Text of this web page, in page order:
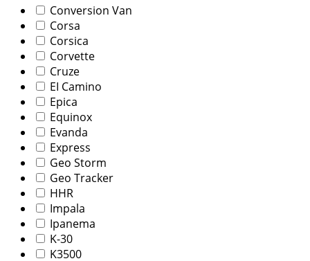
Conversion Van
Corsa
Corsica
Corvette
Cruze
EI Camino
Epica
Equinox
Evanda
Express
Geo Storm
Geo Tracker
HHR
Impala
Ipanema
K-30
K3500